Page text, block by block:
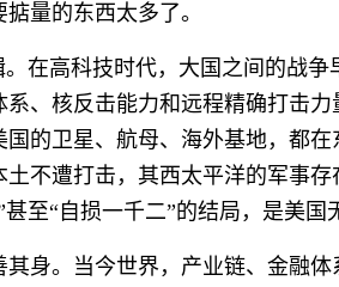
量的东西太多了。
在高科技时代，大国之间的战
、核反击能力和远程精确打击
的卫星、航母、海外基地，都在
不遭打击，其西太平洋的军事
至“自损一千二”的结局，是美国
身。当今世界，产业链、金融